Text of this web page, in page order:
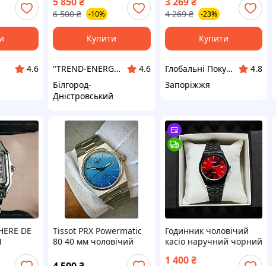
Pagani
Gold
4.6
200м з датою синім
циферблатом Pagani
Design PD-1673
6 500 ₴ -10%
Купити
"TREND-ENERGY" Інтернет-магазин аксесуарів до смартфонів та комп'ютерів
4.6
Білгород-
Дністровський
подарунок для дівчини
стильні, недорогі
брендові годинники
4 269 ₴ -23%
Купити
Глобальні Покупки
4.8
Запоріжжя
DE
Tissot PRX Powermatic
80 40 мм чоловічий
автоматичний
Годинник чоловічий
касіо наручний чорний
циферблатом,
1 400 ₴